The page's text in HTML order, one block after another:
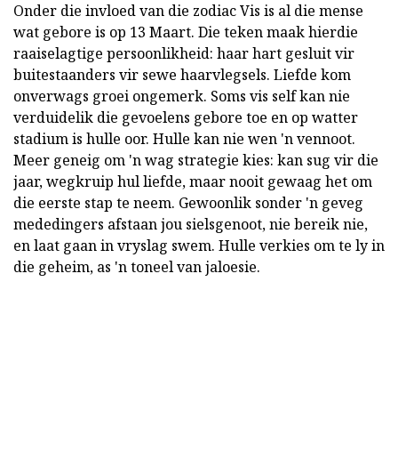
Onder die invloed van die zodiac Vis is al die mense
wat gebore is op 13 Maart. Die teken maak hierdie
raaiselagtige persoonlikheid: haar hart gesluit vir
buitestaanders vir sewe haarvlegsels. Liefde kom
onverwags groei ongemerk. Soms vis self kan nie
verduidelik die gevoelens gebore toe en op watter
stadium is hulle oor. Hulle kan nie wen 'n vennoot.
Meer geneig om 'n wag strategie kies: kan sug vir die
jaar, wegkruip hul liefde, maar nooit gewaag het om
die eerste stap te neem. Gewoonlik sonder 'n geveg
mededingers afstaan jou sielsgenoot, nie bereik nie,
en laat gaan in vryslag swem. Hulle verkies om te ly in
die geheim, as 'n toneel van jaloesie.